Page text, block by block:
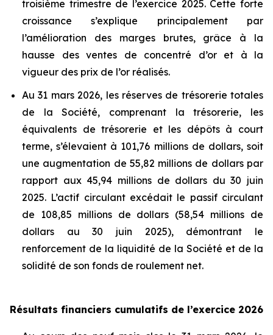
troisième trimestre de l’exercice 2025. Cette forte
croissance s’explique principalement par
l’amélioration des marges brutes, grâce à la
hausse des ventes de concentré d’or et à la
vigueur des prix de l’or réalisés.
Au 31 mars 2026, les réserves de trésorerie totales
de la Société, comprenant la trésorerie, les
équivalents de trésorerie et les dépôts à court
terme, s’élevaient à 101,76 millions de dollars, soit
une augmentation de 55,82 millions de dollars par
rapport aux 45,94 millions de dollars du 30 juin
2025. L’actif circulant excédait le passif circulant
de 108,85 millions de dollars (58,54 millions de
dollars au 30 juin 2025), démontrant le
renforcement de la liquidité de la Société et de la
solidité de son fonds de roulement net.
Résultats financiers cumulatifs de l’exercice 2026